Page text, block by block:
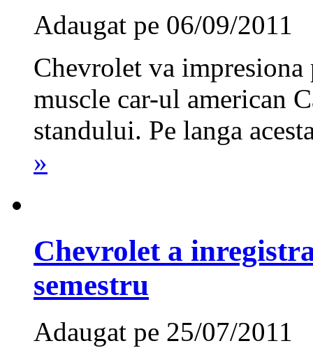
Adaugat pe 06/09/2011
Chevrolet va
muscle car-ul american
standului. Pe langa
»
Chevrolet a
semestru
Adaugat pe 25/07/2011